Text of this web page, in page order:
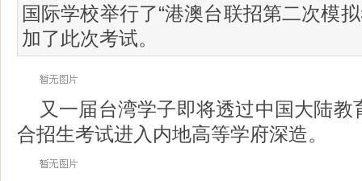
国际学校举行了“港澳台联招第二次模
加了此次考试。
又一届台湾学子即将透过中国大陆
合招生考试进入内地高等学府深造。